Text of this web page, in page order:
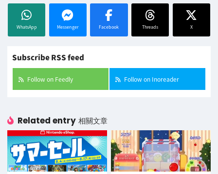
WhatsApp Messenger Facebook Threads X
Subscribe RSS feed
Follow on Feedly Follow on Inoreader
Related entry 相關文章